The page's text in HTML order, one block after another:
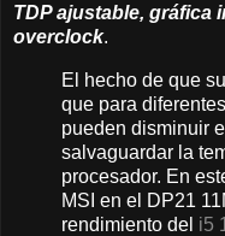
TDP ajustable, gráfica
overclock.
El hecho de que
que para
pueden disminuir
salvaguardar la
procesador. En
MSI en el DP21
rendimiento del i5